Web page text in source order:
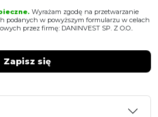
Wyrażam zgodę na przetwarzanie
podanych w powyższym formularzu w celach
przez firmę: DANINVEST SP. Z O.O..